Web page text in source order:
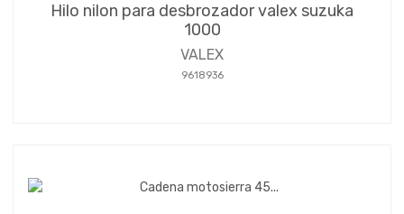
Hilo nilon para desbrozador valex suzuka
1000
VALEX
9618936